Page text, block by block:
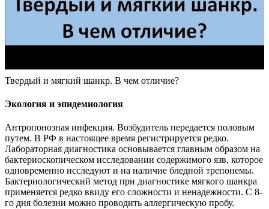
Твердый и мягкий шанкр. В чем отличие?
Экология и эпидемиология
Антропонозная инфекция. Возбудитель передается половым
путем. В РФ в настоящее время регистрируется редко.
Лабораторная диагностика основывается главным образом на
бактериоскопическом исследовании содержимого язв, которое
одновременно исследуют и на наличие бледной трепонемы.
Бактериологический метод при диагностике мягкого шанкра
применяется редко ввиду его сложности и ненадежности. С 8-
го дня болезни можно проводить аллергическую пробу.